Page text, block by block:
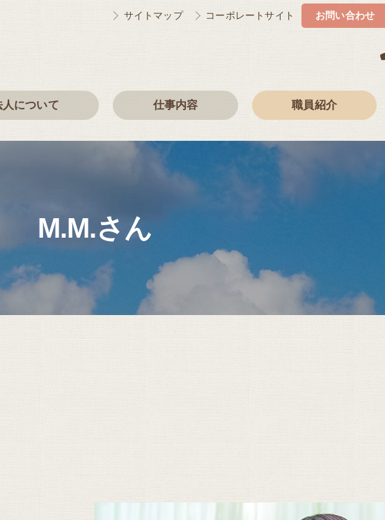
サイトマップ コーポレートサイト お問い合わせ
人について 仕事内容
保育士（仕事内容）
児童指導員（仕事内容）
職員紹介
M.M.さん